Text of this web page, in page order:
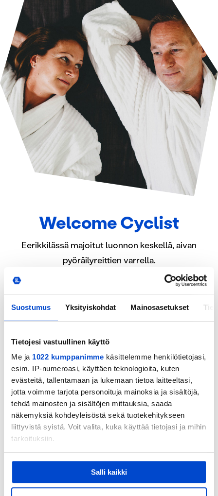
Suostumus Yksityiskohdat Mainosasetukset
Tietojesi vastuullinen käyttö
Me ja 1022 kumppanimme käsittelemme henkilötietojasi,
esim. IP-numeroasi, käyttäen teknologioita, kuten
evästeitä, tallentamaan ja lukemaan tietoa laitteeltasi,
jotta voimme tarjota personoituja mainoksia ja sisältöjä,
tehdä mainosten ja sisältöjen mittauksia, saada
näkemyksiä kohdeyleisöstä sekä tuotekehitykseen
liittyvistä syistä. Voit valita, kuka käyttää tietojasi ja mihin
tarkoituksiin.
Jos sallit, haluamme myös tehdä seuraavia:
Kerätä tietoja maantieteellisestä sijainnistasi,
mahdollisesti muutaman metrin tarkkuudella
Salli kaikki
Welcome Cyclist
Eerikkilässä majoitut luonnon keskellä, aivan
pyöräilyreittien varrella.
Hotellitasoinen majoitus, lomahuoneistot ja huvilat
Mukavat, hyvin varustellut huoneet tukevat
Luonnonläheinen sijainti tarjoaa levolliset puitteet
niin yksittäisille pyöräilijöille kuin ryhmille. Eerikkilä
toimii erinomaisesti tukikohtana niin
viikonloppureissulle kuin pidemmälle
pyörämatkalle. Varaa majoitus koodillaFILLARI
niin saat pienen alennuksen majoituksesta.
Ravintolamme palvelee pyöräilijää ennen lenkkiä ja
sen jälkeen tarjoten maukasta lähiruokaa. Päivittäin